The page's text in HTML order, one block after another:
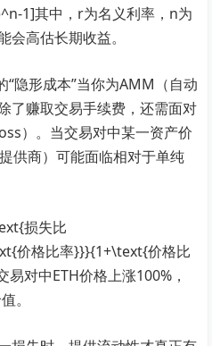
1]其中，r为名义利率，n为
会高估长期收益。
隐形成本”当你为AMM（自动
了赚取交易手续费，还需面对
）。当交易对中某一资产价
供商）可能面临相对于单纯
损失比
价格比率}}}{1+\text{价格比
对中ETH价格上涨100%，
。